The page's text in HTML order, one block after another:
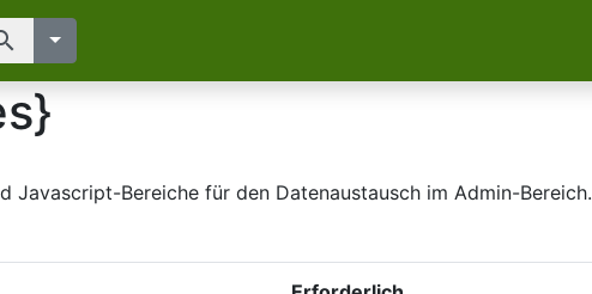
Javascript-Bereiche für den Datenaustausch im Admin-Bereich.